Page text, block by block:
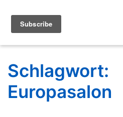
Schlagwort:
Europasalon